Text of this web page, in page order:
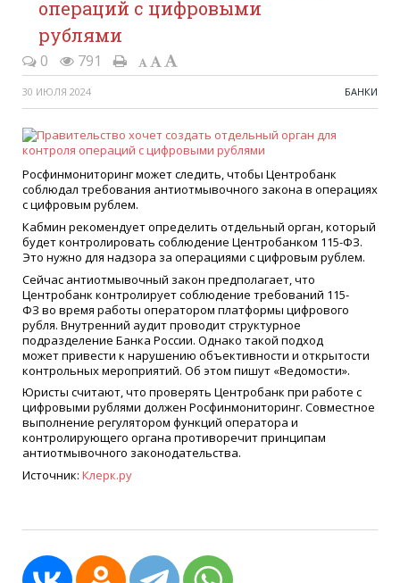
операций с цифровыми
рублями
0 791
30 ИЮЛЯ 2024 БАНКИ
Росфинмониторинг может следить, чтобы Центробанк
соблюдал требования антиотмывочного закона в операциях
с цифровым рублем.
Кабмин рекомендует определить отдельный орган, который
будет контролировать соблюдение Центробанком 115-ФЗ.
Это нужно для надзора за операциями с цифровым рублем.
Сейчас антиотмывочный закон предполагает, что
Центробанк контролирует соблюдение требований 115-
ФЗ во время работы оператором платформы цифрового
рубля. Внутренний аудит проводит структурное
подразделение Банка России. Однако такой подход
может привести к нарушению объективности и открытости
контрольных мероприятий. Об этом пишут «Ведомости».
Юристы считают, что проверять Центробанк при работе с
цифровыми рублями должен Росфинмониторинг. Совместное
выполнение регулятором функций оператора и
контролирующего органа противоречит принципам
антиотмывочного законодательства.
Источник: Клерк.ру